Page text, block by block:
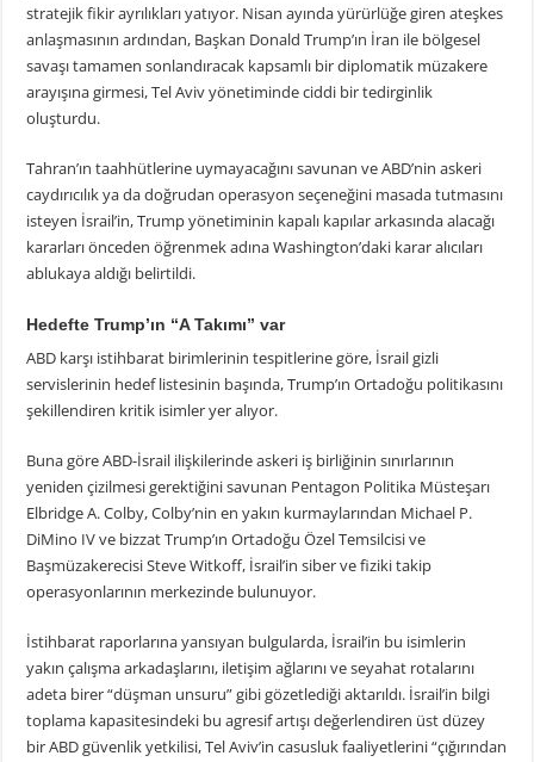
stratejik fikir ayrılıkları yatıyor. Nisan ayında yürürlüğe giren ateşkes
anlaşmasının ardından, Başkan Donald Trump’ın İran ile bölgesel
savaşı tamamen sonlandıracak kapsamlı bir diplomatik müzakere
arayışına girmesi, Tel Aviv yönetiminde ciddi bir tedirginlik
oluşturdu.
Tahran’ın taahhütlerine uymayacağını savunan ve ABD’nin askeri
caydırıcılık ya da doğrudan operasyon seçeneğini masada tutmasını
isteyen İsrail’in, Trump yönetiminin kapalı kapılar arkasında alacağı
kararları önceden öğrenmek adına Washington’daki karar alıcıları
ablukaya aldığı belirtildi.
Hedefte Trump’ın “A Takımı” var
ABD karşı istihbarat birimlerinin tespitlerine göre, İsrail gizli
servislerinin hedef listesinin başında, Trump’ın Ortadoğu politikasını
şekillendiren kritik isimler yer alıyor.
Buna göre ABD-İsrail ilişkilerinde askeri iş birliğinin sınırlarının
yeniden çizilmesi gerektiğini savunan Pentagon Politika Müsteşarı
Elbridge A. Colby, Colby’nin en yakın kurmaylarından Michael P.
DiMino IV ve bizzat Trump’ın Ortadoğu Özel Temsilcisi ve
Başmüzakerecisi Steve Witkoff, İsrail’in siber ve fiziki takip
operasyonlarının merkezinde bulunuyor.
İstihbarat raporlarına yansıyan bulgularda, İsrail’in bu isimlerin
yakın çalışma arkadaşlarını, iletişim ağlarını ve seyahat rotalarını
adeta birer “düşman unsuru” gibi gözetlediği aktarıldı. İsrail’in bilgi
toplama kapasitesindeki bu agresif artışı değerlendiren üst düzey
bir ABD güvenlik yetkilisi, Tel Aviv’in casusluk faaliyetlerini “çığırından